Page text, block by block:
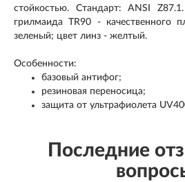
стойкостью. Стандарт: ANSI
грилмаида TR90 - качественного
зеленый; цвет линз - желтый.
Особенности:
базовый антифог;
резиновая переносица;
защита от ультрафиолета
Последние